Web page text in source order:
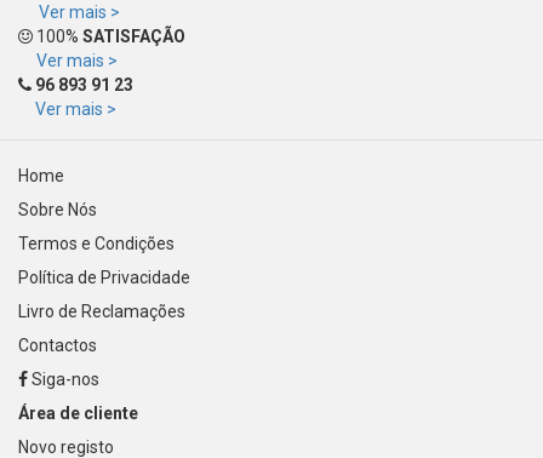
Ver mais >
100% SATISFAÇÃO
Ver mais >
96 893 91 23
Ver mais >
Home
Sobre Nós
Termos e Condições
Política de Privacidade
Livro de Reclamações
Contactos
Siga-nos
Área de cliente
Novo registo